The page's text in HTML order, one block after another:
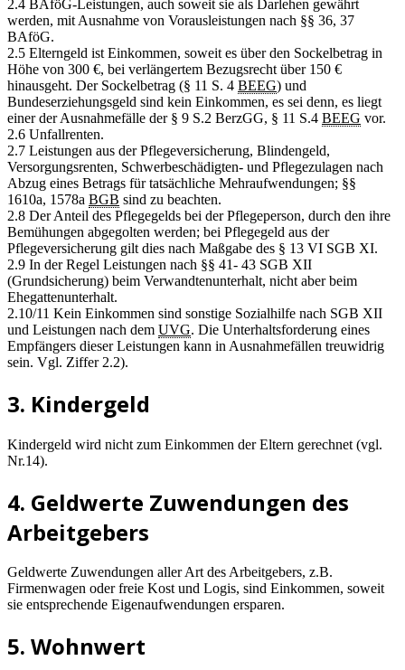
2.4 BAföG-Leistungen, auch soweit sie als Darlehen gewährt
werden, mit Ausnahme von Vorausleistungen nach §§ 36, 37
BAföG.
2.5 Elterngeld ist Einkommen, soweit es über den Sockelbetrag in
Höhe von 300 €, bei verlängertem Bezugsrecht über 150 €
hinausgeht. Der Sockelbetrag (§ 11 S. 4 BEEG) und
Bundeserziehungsgeld sind kein Einkommen, es sei denn, es liegt
einer der Ausnahmefälle der § 9 S.2 BerzGG, § 11 S.4 BEEG vor.
2.6 Unfallrenten.
2.7 Leistungen aus der Pflegeversicherung, Blindengeld,
Versorgungsrenten, Schwerbeschädigten- und Pflegezulagen nach
Abzug eines Betrags für tatsächliche Mehraufwendungen; §§
1610a, 1578a BGB sind zu beachten.
2.8 Der Anteil des Pflegegelds bei der Pflegeperson, durch den ihre
Bemühungen abgegolten werden; bei Pflegegeld aus der
Pflegeversicherung gilt dies nach Maßgabe des § 13 VI SGB XI.
2.9 In der Regel Leistungen nach §§ 41- 43 SGB XII
(Grundsicherung) beim Verwandtenunterhalt, nicht aber beim
Ehegattenunterhalt.
2.10/11 Kein Einkommen sind sonstige Sozialhilfe nach SGB XII
und Leistungen nach dem UVG. Die Unterhaltsforderung eines
Empfängers dieser Leistungen kann in Ausnahmefällen treuwidrig
sein. Vgl. Ziffer 2.2).
3. Kindergeld
Kindergeld wird nicht zum Einkommen der Eltern gerechnet (vgl.
Nr.14).
4. Geldwerte Zuwendungen des
Arbeitgebers
Geldwerte Zuwendungen aller Art des Arbeitgebers, z.B.
Firmenwagen oder freie Kost und Logis, sind Einkommen, soweit
sie entsprechende Eigenaufwendungen ersparen.
5. Wohnwert